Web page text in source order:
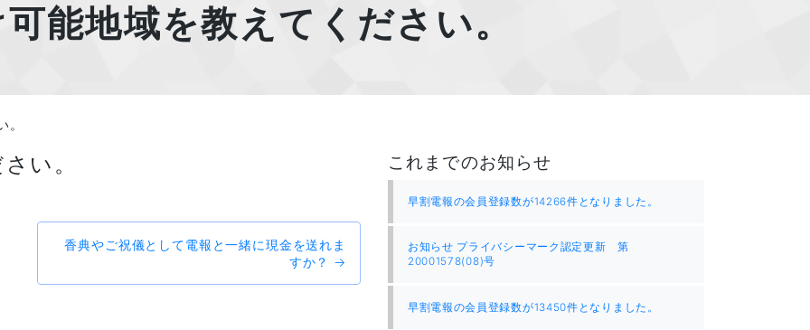
能地域を教えてください。
。
い。
香典やご祝儀として電報と一緒に現金を送れま
すか？
これまでのお知らせ
早割電報の会員登録数が14266件となりました。
お知らせ プライバシーマーク認定更新 第
20001578(08)号
早割電報の会員登録数が13450件となりました。